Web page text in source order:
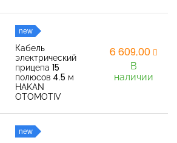
new
Кабель
электрический
прицепа 15
полюсов 4.5 м
HAKAN
OTOMOTIV
6 609,00
В
наличии
new